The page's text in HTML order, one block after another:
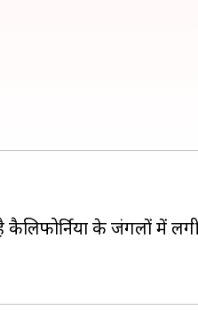
कैलिफोर्निया के जंगलों में